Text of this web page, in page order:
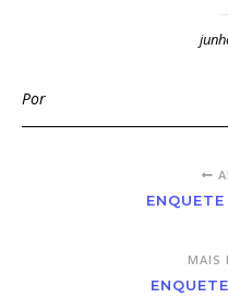
Por
MAIS